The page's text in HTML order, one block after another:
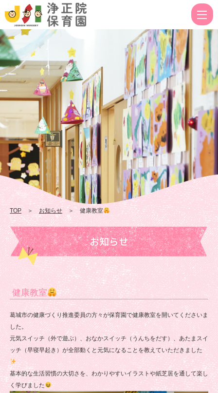
教
室
浄
正
院
保
育
園
TOP ＞お知らせ ＞ 健康教室
お知らせ
健康教室
葛城市の健康づくり推進委員の方々が保育園で健康教室を開いてくださいま
した。
元気スイッチ（外で遊ぶ）、おなかスイッチ（うんちをだす）、あたまスイ
ッチ（早寝早起き）が全部動くと元気になることを教えていただきました
基本的な生活習慣の大切さを、わかりやすいイラストや紙芝居を通して楽し
く学びました